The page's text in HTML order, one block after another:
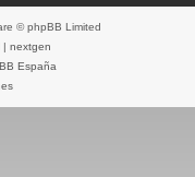
© phpBB Limited
| nextgen
España